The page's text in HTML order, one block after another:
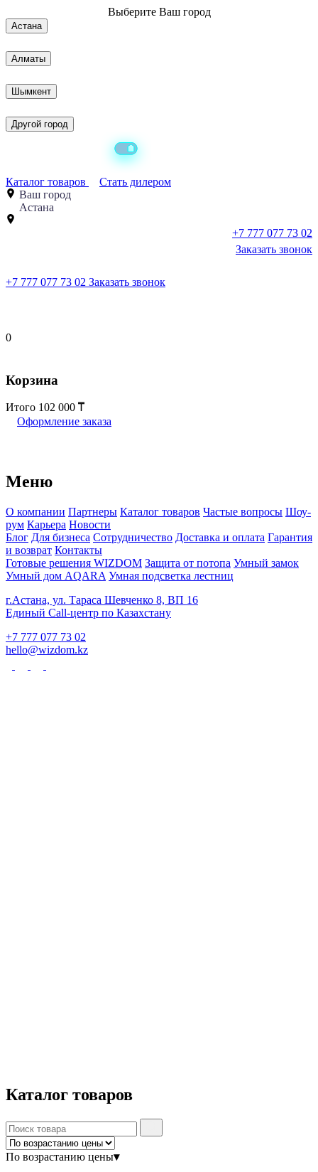
Выберите Ваш город
Астана
Алматы
Шымкент
Другой город
Каталог товаров
Стать дилером
Ваш город
Астана
+7 777 077 73 02
Заказать звонок
+7 777 077 73 02 Заказать звонок
0
Корзина
Итого 102 000
Оформление заказа
Меню
О компании Партнеры Каталог товаров Частые вопросы Шоу-
рум Карьера Новости
Блог Для бизнеса Сотрудничество Доставка и оплата Гарантия
и возврат Контакты
Готовые решения WIZDOM Защита от потопа Умный замок
Умный дом AQARA Умная подсветка лестниц
г.Астана, ул. Тараса Шевченко 8, ВП 16
Единый Call-центр по Казахстану
+7 777 077 73 02
hello@wizdom.kz
Каталог товаров
По возрастанию цены▾